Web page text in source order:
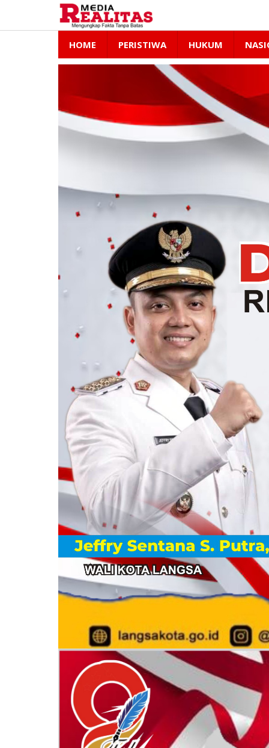
konten
HOME PERISTIWA HUKUM